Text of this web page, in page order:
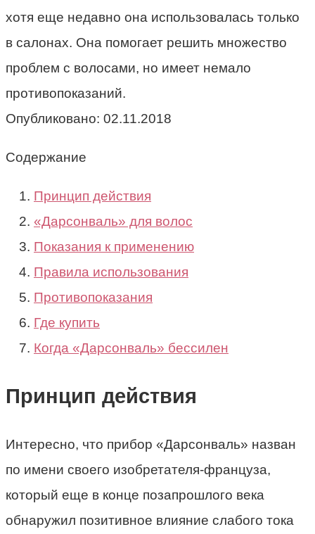
хотя еще недавно она использовалась только
в салонах. Она помогает решить множество
проблем с волосами, но имеет немало
противопоказаний.
Опубликовано: 02.11.2018
Содержание
Принцип действия
«Дарсонваль» для волос
Показания к применению
Правила использования
Противопоказания
Где купить
Когда «Дарсонваль» бессилен
Принцип действия
Интересно, что прибор «Дарсонваль» назван
по имени своего изобретателя-француза,
который еще в конце позапрошлого века
обнаружил позитивное влияние слабого тока